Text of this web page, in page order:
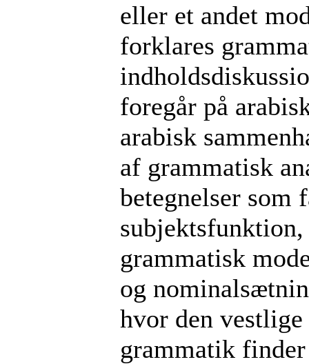
eller et andet
forklares
foregår på
arabisk
af grammatisk
betegnelser som
grammatisk
og
hvor den
grammatik